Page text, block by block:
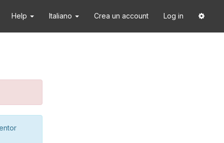
Help Italiano Crea un account Log in